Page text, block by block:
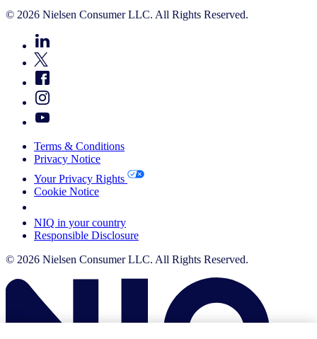
© 2026 Nielsen Consumer LLC. All Rights Reserved.
Terms & Conditions
Privacy Notice
Your Privacy Rights
Cookie Notice
NIQ in your country
Responsible Disclosure
© 2026 Nielsen Consumer LLC. All Rights Reserved.